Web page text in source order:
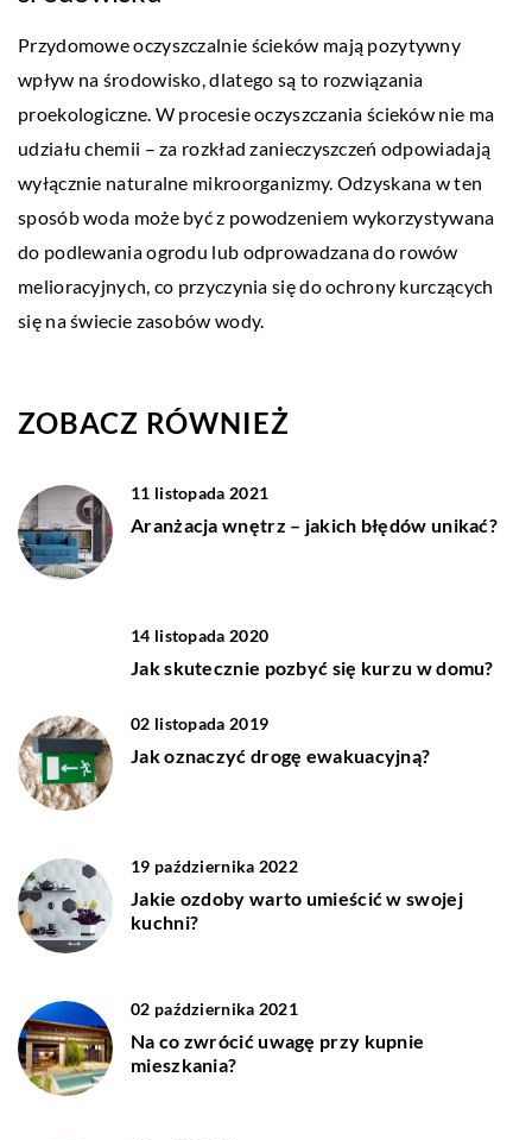
Przydomowe oczyszczalnie ścieków mają pozytywny
wpływ na środowisko, dlatego są to rozwiązania
proekologiczne. W procesie oczyszczania ścieków nie ma
udziału chemii – za rozkład zanieczyszczeń odpowiadają
wyłącznie naturalne mikroorganizmy. Odzyskana w ten
sposób woda może być z powodzeniem wykorzystywana
do podlewania ogrodu lub odprowadzana do rowów
melioracyjnych, co przyczynia się do ochrony kurczących
się na świecie zasobów wody.
ZOBACZ RÓWNIEŻ
11 listopada 2021
Aranżacja wnętrz – jakich błędów unikać?
14 listopada 2020
Jak skutecznie pozbyć się kurzu w domu?
02 listopada 2019
Jak oznaczyć drogę ewakuacyjną?
19 października 2022
Jakie ozdoby warto umieścić w swojej
kuchni?
02 października 2021
Na co zwrócić uwagę przy kupnie
mieszkania?